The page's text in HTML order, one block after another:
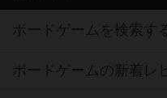
ボードゲームを検索す
ボードゲームの新着レ